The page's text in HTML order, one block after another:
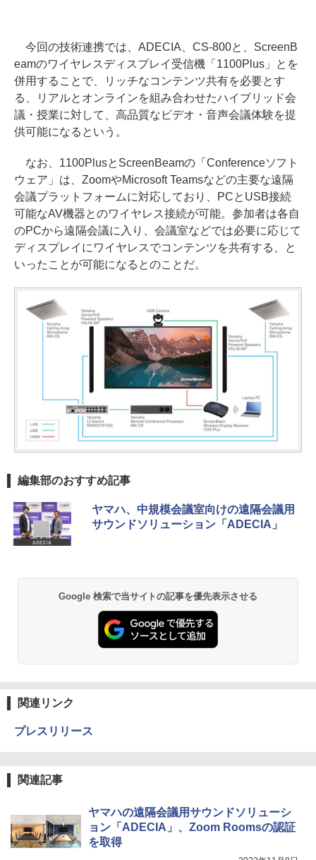
今回の技術連携では、ADECIA、CS-800と、ScreenB
eamのワイヤレスディスプレイ受信機「1100Plus」とを
併用することで、リッチなコンテンツ共有を必要とす
る、リアルとオンラインを組み合わせたハイブリッド会
議・授業に対して、高品質なビデオ・音声会議体験を提
供可能になるという。
なお、1100PlusとScreenBeamの「Conferenceソフト
ウェア」は、ZoomやMicrosoft Teamsなどの主要な遠隔
会議プラットフォームに対応しており、PCとUSB接続
可能なAV機器とのワイヤレス接続が可能。参加者は各自
のPCから遠隔会議に入り、会議室などでは必要に応じて
ディスプレイにワイヤレスでコンテンツを共有する、と
いったことが可能になるとのことだ。
編集部のおすすめ記事
ヤマハ、中規模会議室向けの遠隔会議用
サウンドソリューション「ADECIA」
Google 検索で当サイトの記事を優先表示させる
関連リンク
プレスリリース
関連記事
ヤマハの遠隔会議用サウンドソリューシ
ョン「ADECIA」、Zoom Roomsの認証
を取得